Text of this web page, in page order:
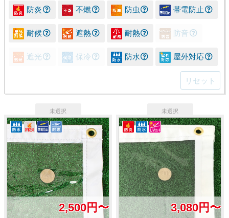
防炎 不燃 防虫 帯電防止
耐候 遮熱 耐熱 防音
遮光 保冷 防水 屋外対応
リセット
2,500円〜 3,080円〜